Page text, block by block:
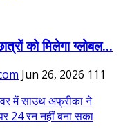
को मिलेगा ग्लोबल...
Jun 26, 2026 111